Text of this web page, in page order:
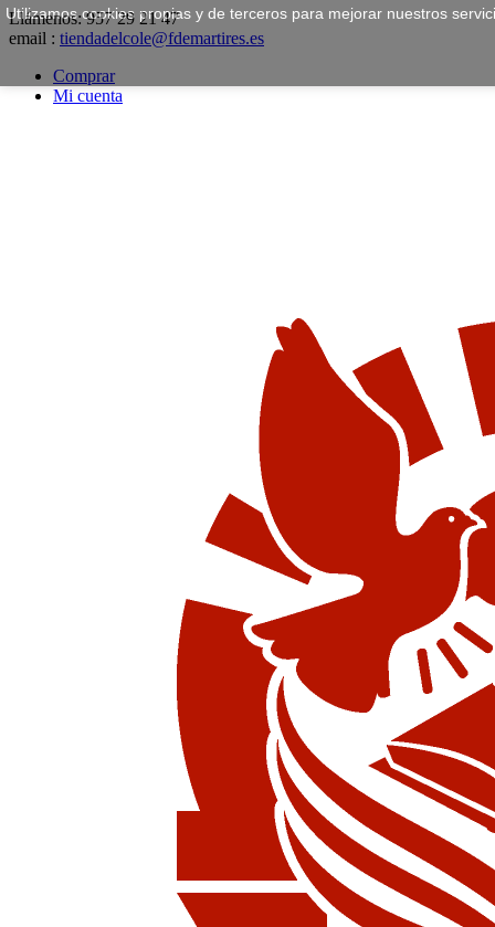
Utilizamos cookies propias y de terceros para mejorar nuestros
Llámenos:957 29 21 47
email : tiendadelcole@fdemartires.es
Comprar
Mi cuenta